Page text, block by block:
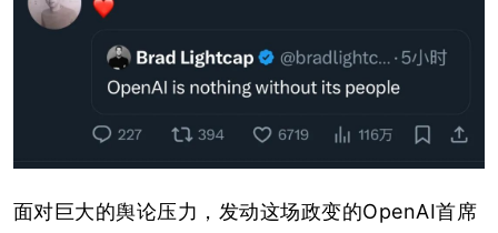
面对巨大的舆论压力，发动这场政变的OpenAI首席